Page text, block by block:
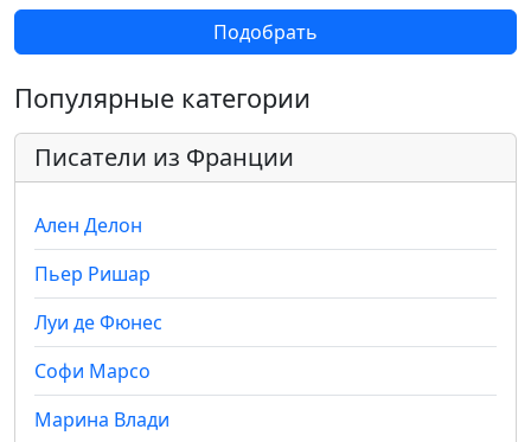
Подобрать
Популярные категории
Писатели из Франции
Ален Делон
Пьер Ришар
Луи де Фюнес
Софи Марсо
Марина Влади